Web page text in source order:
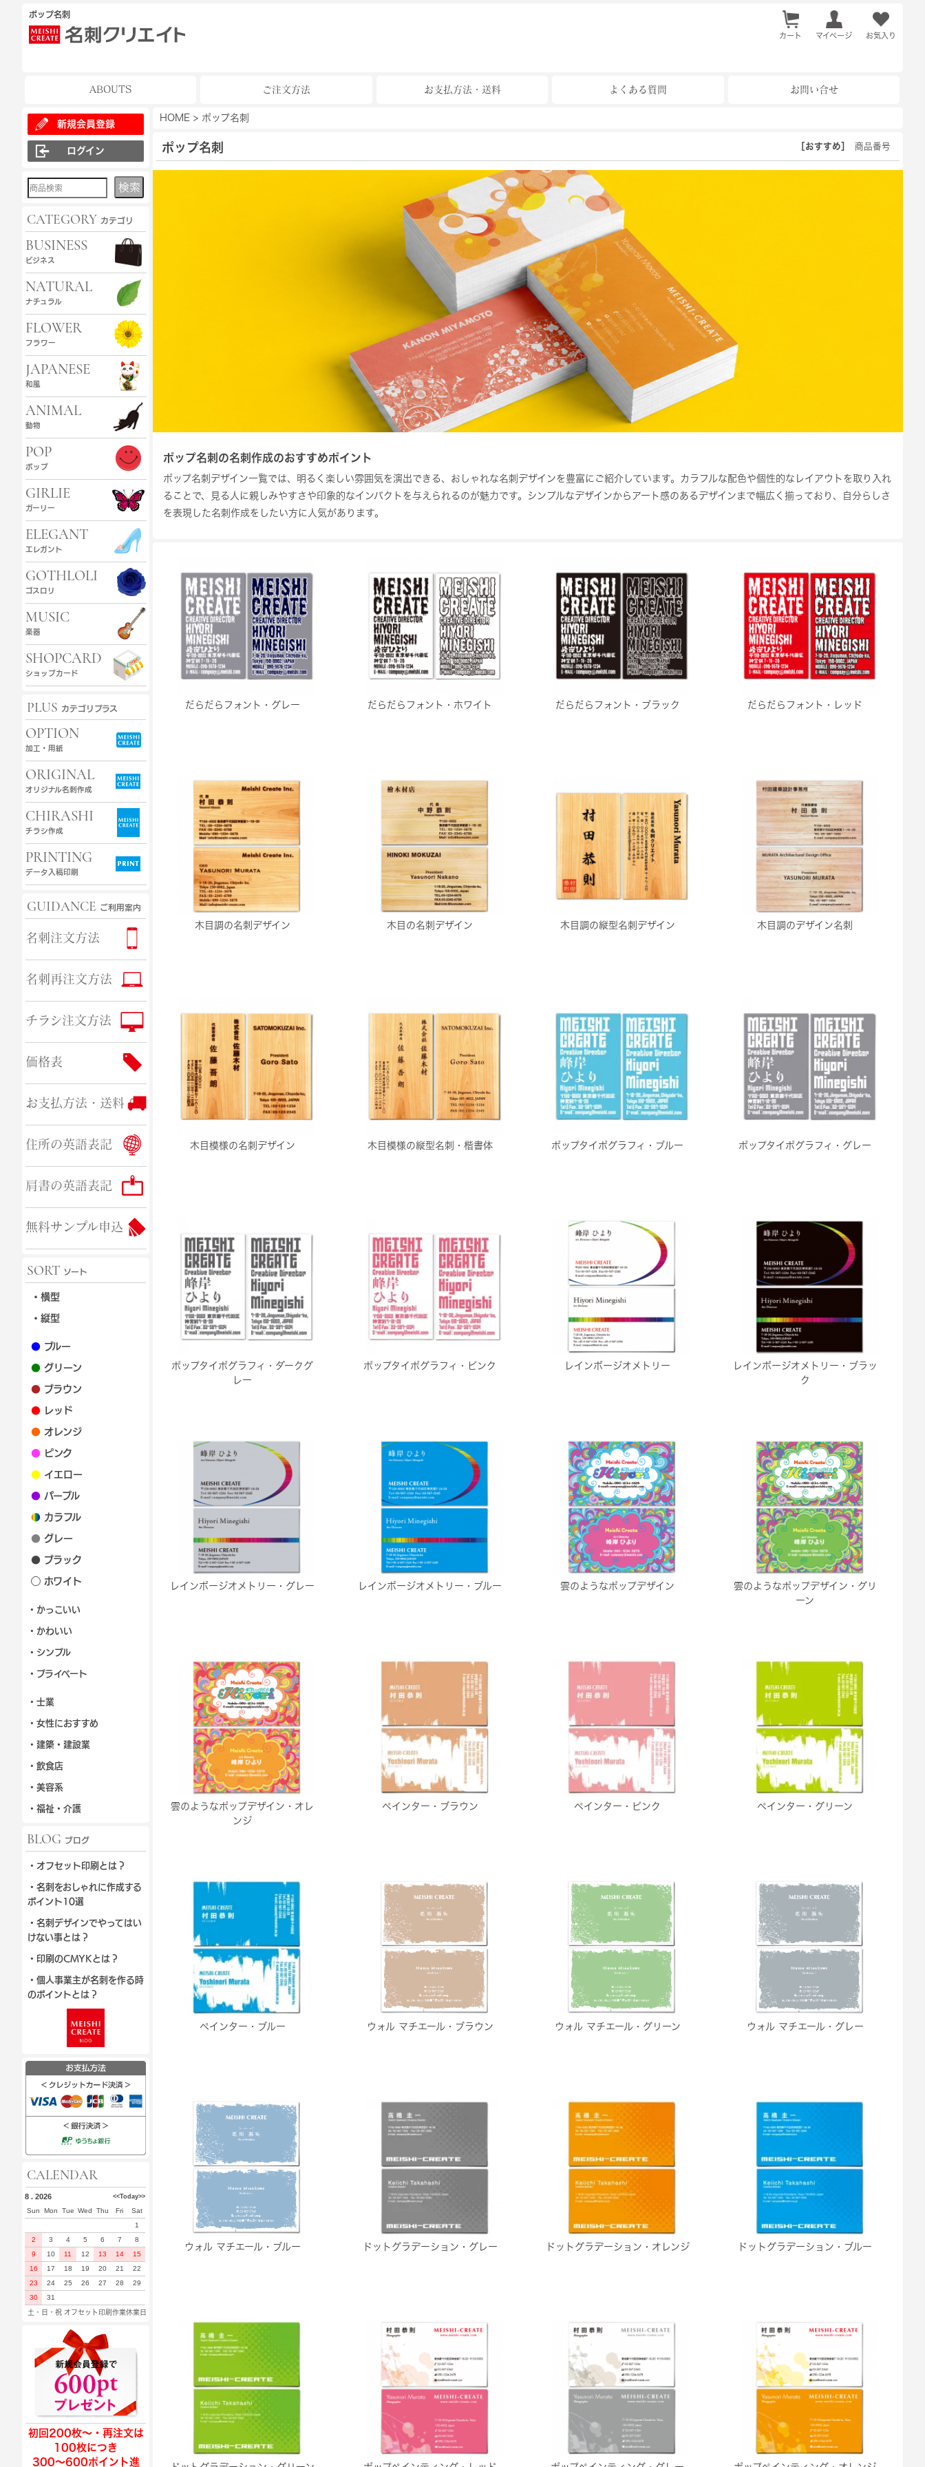
お気入り
マイページ
カート
ポップ名刺
ABOUTS ご注文方法 お支払方法・送料 よくある質問 お問い合せ
新規会員登録
ログイン
検索
CATEGORY カテゴリ
BUSINESS
ビジネス
NATURAL
ナチュラル
FLOWER
フラワー
JAPANESE
和風
ANIMAL
動物
POP
ポップ
GIRLIE
ガーリー
ELEGANT
エレガント
GOTHLOLI
ゴスロリ
MUSIC
楽器
SHOPCARD
ショップカード
PLUS カテゴリプラス
OPTION
加工・用紙
ORIGINAL
オリジナル名刺作成
CHIRASHI
チラシ作成
PRINTING
データ入稿印刷
GUIDANCE ご利用案内
名刺注文方法
名刺再注文方法
チラシ注文方法
価格表
お支払方法・送料
住所の英語表記
肩書の英語表記
無料サンプル申込
SORT ソート
・横型
・縦型
● ブルー
● グリーン
● ブラウン
● レッド
● オレンジ
● ピンク
● イエロー
● パープル
● カラフル
● グレー
● ブラック
◯ ホワイト
・かっこいい
・かわいい
・シンプル
・プライベート
・士業
・女性におすすめ
・建築・建設業
・飲食店
・美容系
・福祉・介護
BLOG ブログ
・オフセット印刷とは？
・名刺をおしゃれに作成する
ポイント10選
・名刺デザインでやってはい
けない事とは？
・印刷のCMYKとは？
・個人事業主が名刺を作る時
のポイントとは？
CALENDAR
>>
Today
<<
8 . 2026
Sun Mon Tue Wed Thu Fri
Sat
1
2
3 4 5 6 7
8
9
10 11 12 13 14
15
16
17 18 19 20 21
22
23
24 25 26 27 28
29
30
31
土・日・祝 オフセット印刷作業休業日
初回200枚〜・再注文は
100枚につき
300〜600ポイント進
HOME > ポップ名刺
ポップ名刺 ［おすすめ］ 商品番号
ポップ名刺の名刺作成のおすすめポイント
ポップ名刺デザイン一覧では、明るく楽しい雰囲気を演出できる、おしゃれな名刺デザインを豊富にご紹介しています。カラフルな配色や個性的なレイアウトを取り入れ
ることで、見る人に親しみやすさや印象的なインパクトを与えられるのが魅力です。シンプルなデザインからアート感のあるデザインまで幅広く揃っており、自分らしさ
を表現した名刺作成をしたい方に人気があります。
だらだらフォント・グレー だらだらフォント・ホワイト だらだらフォント・ブラック だらだらフォント・レッド
木目調の名刺デザイン 木目の名刺デザイン 木目調の縦型名刺デザイン 木目調のデザイン名刺
木目模様の名刺デザイン 木目模様の縦型名刺・楷書体 ポップタイポグラフィ・ブルー ポップタイポグラフィ・グレー
ポップタイポグラフィ・ダークグ
レー
ポップタイポグラフィ・ピンク レインボージオメトリー
レインボージオメトリー・ブラッ
ク
レインボージオメトリー・グレー レインボージオメトリー・ブルー 雲のようなポップデザイン
雲のようなポップデザイン・グリ
ーン
雲のようなポップデザイン・オレ
ンジ
ペインター・ブラウン ペインター・ピンク ペインター・グリーン
ペインター・ブルー ウォル マチエール・ブラウン ウォル マチエール・グリーン ウォル マチエール・グレー
ウォル マチエール・ブルー ドットグラデーション・グレー ドットグラデーション・オレンジ ドットグラデーション・ブルー